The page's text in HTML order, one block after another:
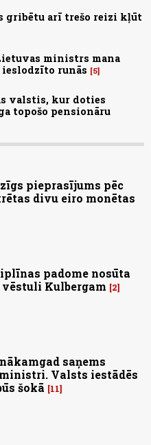
gribētu arī trešo reizi kļūt
ministrs mana
runās
5
valstis, kur doties
topošo pensionāru
pieprasījums pēc
divu eiro monētas
padome nosūta
Kulbergam
2
saņems
Valsts iestādēs
šokā
11